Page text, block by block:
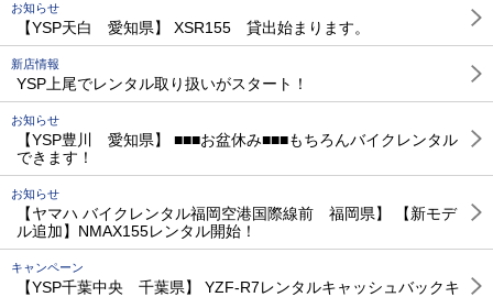
お知らせ
【YSP天白 愛知県】 XSR155 貸出始まります。
新店情報
YSP上尾でレンタル取り扱いがスタート！
お知らせ
【YSP豊川 愛知県】 ■■■お盆休み■■■もちろんバイクレンタル
できます！
お知らせ
【ヤマハ バイクレンタル福岡空港国際線前 福岡県】 【新モデ
ル追加】NMAX155レンタル開始！
キャンペーン
【YSP千葉中央 千葉県】 YZF-R7レンタルキャッシュバックキ